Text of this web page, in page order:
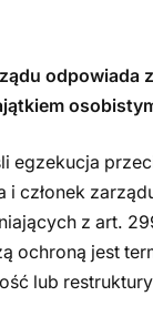
odpowiada
egzekucja
i członek
z art.
ochroną jest
lub